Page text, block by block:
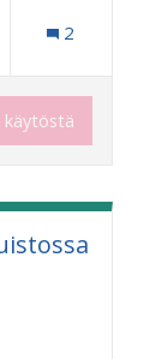
2
käytöstä